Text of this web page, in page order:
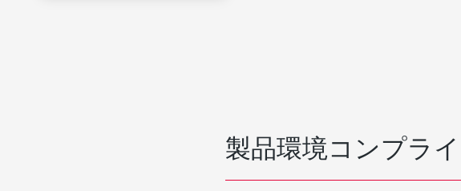
製品環境コンプラ